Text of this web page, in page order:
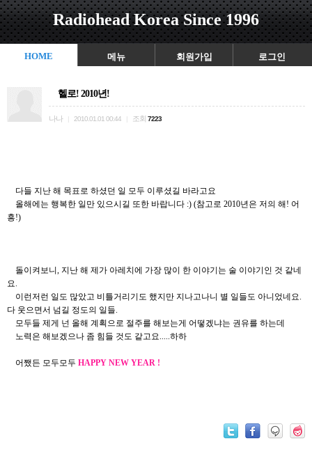
Radiohead Korea Since 1996
HOME 메뉴 회원가입 로그인
헬로! 2010년!
나나 2010.01.01 00:44 조회 7223
다들 지난 해 목표로 하셨던 일 모두 이루셨길 바라고요
올해에는 행복한 일만 있으시길 또한 바랍니다 :) (참고로 2010년은 저의 해! 어
흥!)
돌이켜보니, 지난 해 제가 아레치에 가장 많이 한 이야기는 술 이야기인 것 같네
요.
이런저런 일도 많았고 비틀거리기도 했지만 지나고나니 별 일들도 아니었네요.
다 웃으면서 넘길 정도의 일들.
모두들 제게 넌 올해 계획으로 절주를 해보는게 어떻겠냐는 권유를 하는데
노력은 해보겠으나 좀 힘들 것도 같고요.....하하
어쨌든 모두모두 HAPPY NEW YEAR !